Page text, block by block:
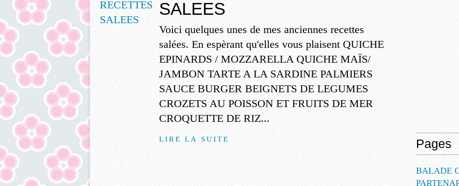
SALEES
Voici quelques unes de mes anciennes recettes
salées. En espèrant qu'elles vous plaisent QUICHE
EPINARDS / MOZZARELLA QUICHE MAÏS/
JAMBON TARTE A LA SARDINE PALMIERS
SAUCE BURGER BEIGNETS DE LEGUMES
CROZETS AU POISSON ET FRUITS DE MER
CROQUETTE DE RIZ...
LIRE LA SUITE Pages
BALADE